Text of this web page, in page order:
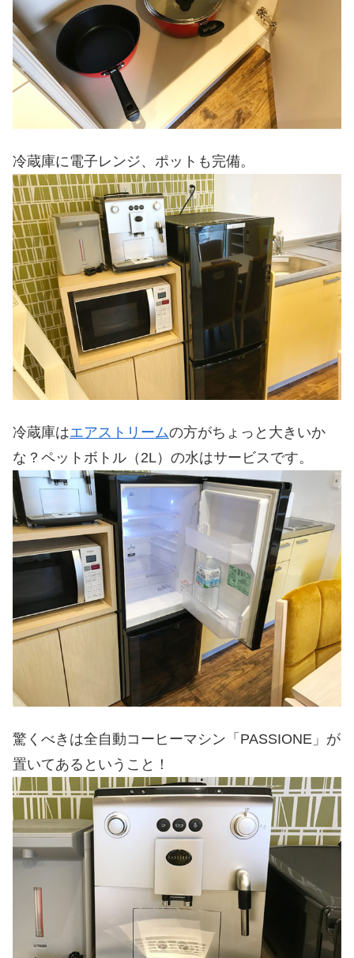
冷蔵庫に電子レンジ、ポットも完備。
冷蔵庫はエアストリームの方がちょっと大きいか
な？ペットボトル（2L）の水はサービスです。
驚くべきは全自動コーヒーマシン「PASSIONE」が
置いてあるということ！